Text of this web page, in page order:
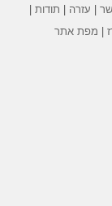
| עזרה | תודות |
| מפת אתר